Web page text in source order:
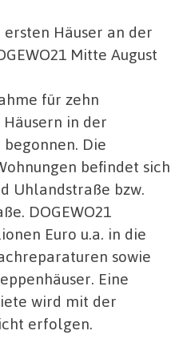
Häuser an der
Mitte August
für zehn
in der
Die
befindet sich
Uhlandstraße bzw.
DOGEWO21
Euro u.a. in die
sowie
Eine
wird mit der
erfolgen.